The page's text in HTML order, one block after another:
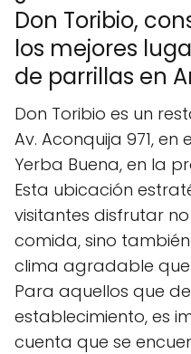
Don Toribio,
los mejores
de parrillas en
Don Toribio es un
Av. Aconquija 971,
Yerba Buena, en la
Esta ubicación
visitantes disfrutar
comida, sino
clima agradable
Para aquellos que
establecimiento, es
cuenta que se